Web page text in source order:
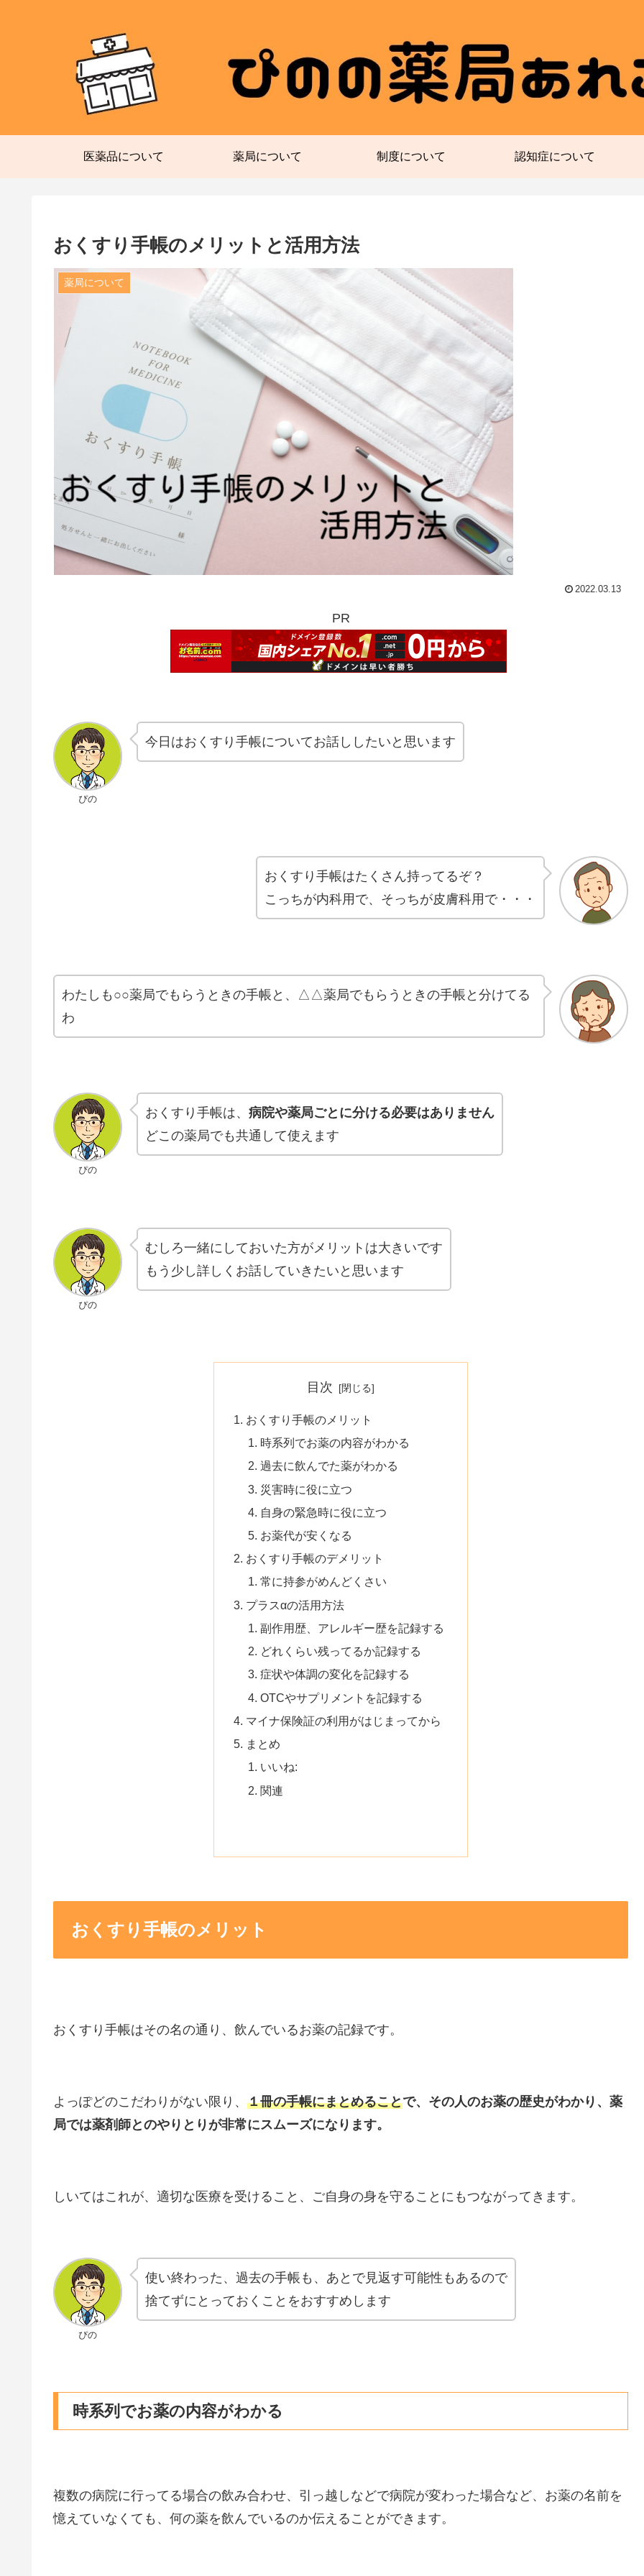
医薬品について 薬局について 制度について 認知症について
おくすり手帳のメリットと活用方法
薬局について
2022.03.13
PR
ぴの
今日はおくすり手帳についてお話ししたいと思います
おくすり手帳はたくさん持ってるぞ？
こっちが内科用で、そっちが皮膚科用で・・・
わたしも○○薬局でもらうときの手帳と、△△薬局でもらうときの手帳と分けてる
わ
ぴの
おくすり手帳は、 病院や薬局ごとに分ける必要はありません
どこの薬局でも共通して使えます
ぴの
むしろ一緒にしておいた方がメリットは大きいです
もう少し詳しくお話していきたいと思います
目次
おくすり手帳のメリット
時系列でお薬の内容がわかる
過去に飲んでた薬がわかる
災害時に役に立つ
自身の緊急時に役に立つ
お薬代が安くなる
おくすり手帳のデメリット
常に持参がめんどくさい
プラスαの活用方法
副作用歴、アレルギー歴を記録する
どれくらい残ってるか記録する
症状や体調の変化を記録する
OTCやサプリメントを記録する
マイナ保険証の利用がはじまってから
まとめ
いいね:
関連
おくすり手帳のメリット
おくすり手帳はその名の通り、飲んでいるお薬の記録です。
よっぽどのこだわりがない限り、 １冊の手帳にまとめることで、その人のお薬の歴史がわかり、薬
局では薬剤師とのやりとりが非常にスムーズになります。
しいてはこれが、適切な医療を受けること、ご自身の身を守ることにもつながってきます。
ぴの
使い終わった、過去の手帳も、あとで見返す可能性もあるので
捨てずにとっておくことをおすすめします
時系列でお薬の内容がわかる
複数の病院に行ってる場合の飲み合わせ、引っ越しなどで病院が変わった場合など、お薬の名前を
憶えていなくても、何の薬を飲んでいるのか伝えることができます。